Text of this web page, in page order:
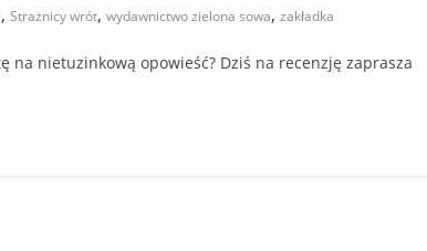
, Strażnicy wrót, wydawnictwo zielona sowa, zakładka
na nietuzinkową opowieść? Dziś na recenzję zaprasza